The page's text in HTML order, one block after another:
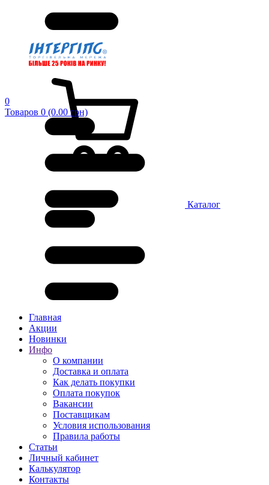
0
Товаров 0 (0.00 грн)
Каталог
Главная
Акции
Новинки
Инфо
О компании
Доставка и оплата
Как делать покупки
Оплата покупок
Вакансии
Поставщикам
Условия использования
Правила работы
Статьи
Личный кабинет
Калькулятор
Контакты